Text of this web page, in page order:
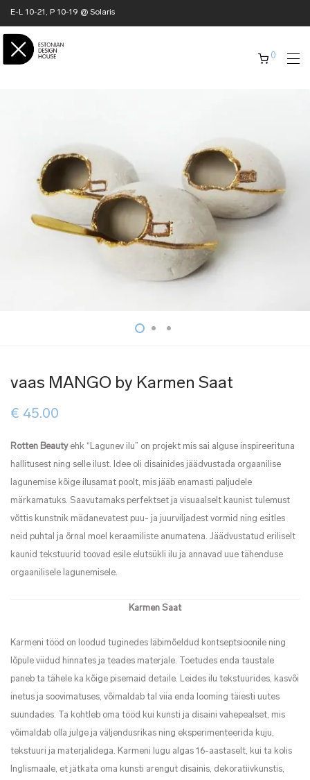
E-L 10-21, P 10-19 @ Solaris
0
vaas MANGO by Karmen Saat
€ 45.00
Rotten Beautyehk “Lagunev ilu” on projekt mis sai alguse inspireerituna
hallitusest ning selle ilust. Idee oli disainides jäädvustada orgaanilise
lagunemise kõige ilusamat poolt, mis jääb enamasti paljudele
märkamatuks. Saavutamaks perfektset ja visuaalselt kaunist tulemust
võttis kunstnik mädanevatest puu- ja juurviljadest vormid ning esitles
neid puhtal ja õrnal moel keraamiliste anumatena. Jäädvustatud eriliselt
kaunid tekstuurid toovad esile elutsükli ilu ja annavad uue tähenduse
orgaanilisele lagunemisele.
Karmen Saat
Karmeni tööd on loodud tuginedes läbimõeldud kontseptsioonile ning
lõpule viidud hinnates ja teades materjale. Toetudes enda taustale
paneb ta tähele ka kõige pisemaid detaile. Leides ilu tekstuurides, kasvõi
inetus ja soovimatuses, võimaldab tal viia enda looming täiesti uutes
suundades. Ta kohtleb oma tööd kui kunsti ja disaini vahepealset, mis
võimaldab olla julge ja väljendusrikas ning eksperimenteerida kuju,
tekstuuri ja materjalidega. Karmeni lugu algas 16-aastaselt, kui ta kolis
Inglismaale, et jätkata oma kunsti arengut disainis, dekoratiivkunstis,